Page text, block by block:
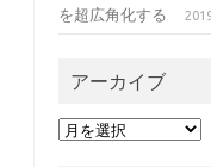
を超広角化する
アーカイブ
ア